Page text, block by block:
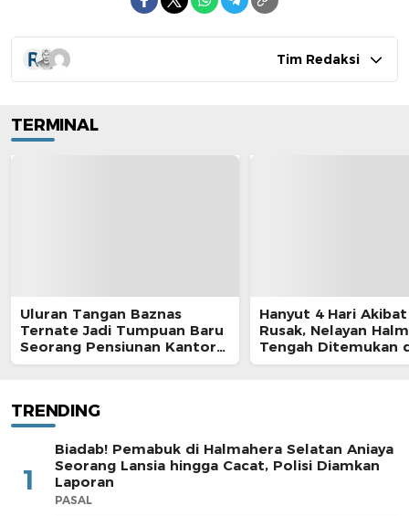
Tim Redaksi
TERMINAL
Uluran Tangan Baznas
Ternate Jadi Tumpuan Baru
Seorang Pensiunan Kantor
Pos
Hanyut 4 Hari
Rusak, Nelayan
Tengah Ditemukan
Morotai
TRENDING
1
Biadab! Pemabuk di Halmahera Selatan Aniaya
Seorang Lansia hingga Cacat, Polisi Diamkan
Laporan
PASAL